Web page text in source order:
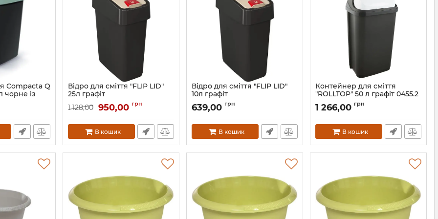
Compacta Q
чорне із
Відро для сміття "FLIP LID"
25л графіт
Артикул: 2245g
1 128,00 950,00 грн
В кошик
Відро для сміття "FLIP LID"
10л графіт
Артикул: 2244g
639,00 грн
В кошик
Контейнер для сміття
"ROLLTOP" 50 л графіт 0455.2
Артикул: 0455.2
1 266,00 грн
В кошик